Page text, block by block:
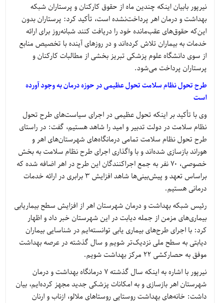
نیرپور بابیان اینکه چندین ماه از حقوق کارکنان و پرستاران شبکه
بهداشت و درمان اهر پرداخت‌نشده است، تأکید کرد: پرستاران بدون
این‌که حقوق‌های عقب‌مانده خود را دریافت کنند شبانه‌روز برای ارائه
خدمات به بیماران تلاش کرده‌اند و در روزهای آینده با تخصیص منابع
از سوی دانشگاه علوم پزشکی تبریز بخشی از مطالبات کارکنان و
پرستاران پرداخت می‌شود.
طرح تحول نظام سلامت تحول عظیمی در حوزه درمان به وجود آورده
است
وی با تأکید بر اینکه تحول عظیمی در اجرای سیاست‌های طرح تحول
نظام سلامت در دولت تدبیر و امید را شاهد هستیم، گفت: در راستای
طرح تحول نظام سلامت تمامی درمانگاه‌های شهرستان‌های اهر و
هوراند بازسازی‌ شده‌اند و با واگذاری اجرای طرح نظام سلامت به بخش
خصوصی، 70 نفر به جمع اجراکنندگان این طرح در اهر اضافه شده که
براساس تعهد و پیش‌بینی‌ها شاهد افزایش 3 برابری در ارائه خدمات
درمانی هستیم.
رئیس شبکه بهداشت و درمان شهرستان اهر از افزایش سطح بیماریابی
بیماری‌های مزمن از جمله دیابت در این شهرستان خبر داد و اظهار
کرد: با اجرای طرح‌های بیماری یابی توانسته‌ایم در شناسایی بیماران
دیابتی به سطح ملی نزدیک‌تر شویم و سال گذشته در عرصه بهداشت
موفق به حصارکشی 22 مرکز بهداشت شویم.
نیرپور با اشاره به اینکه سال گذشته 7 درمانگاه بهداشت و درمان
شهرستان اهر بازسازی و به امکانات پزشکی جدید مجهز کرده‌ایم، بیان
داشت: خانه‌های بهداشت روستایی روستاهای ملالو، ازناب و ارنان